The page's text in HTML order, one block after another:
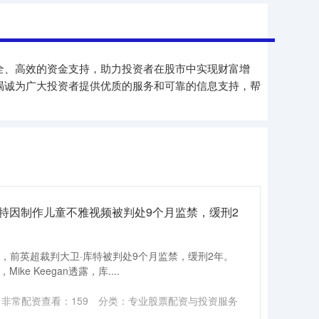
高效的资金支持，助力投资者在股市中实现财富增
为广大投资者提供优质的服务和可靠的信息支持，帮
因制作儿童不雅视频被判处9个月监禁，缓刑2
英超裁判大卫·库特被判处9个月监禁，缓刑2年。
Mike Keegan透露，库....
常配资查看： 159 分类：专业股票配资与投资服务